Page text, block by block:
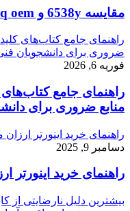
مقایسه 6538y و intel xeon platinum 8470q oem
راهنمای جامع کتاب‌های
ضروری برای دانشجویان
فوریه 6, 2026
راهنمای جامع
منابع ضروری برای
راهنمای خرید اینورتر
دسامبر 9, 2025
راهنمای خرید اینورتر
بیشترین دلیل نارضایتی